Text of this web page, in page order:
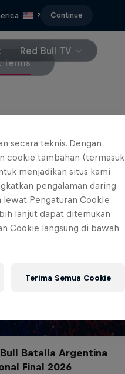
? Continue
Red Bull TV
Terms
Batalla Argentina
Final 2026
secara teknis. Dengan
cookie tambahan (termasuk
menjadikan situs kami
pengalaman daring
lewat Pengaturan CookIe
lanjut dapat ditemukan
Cookie langsung di bawah
Terima Semua Cookie